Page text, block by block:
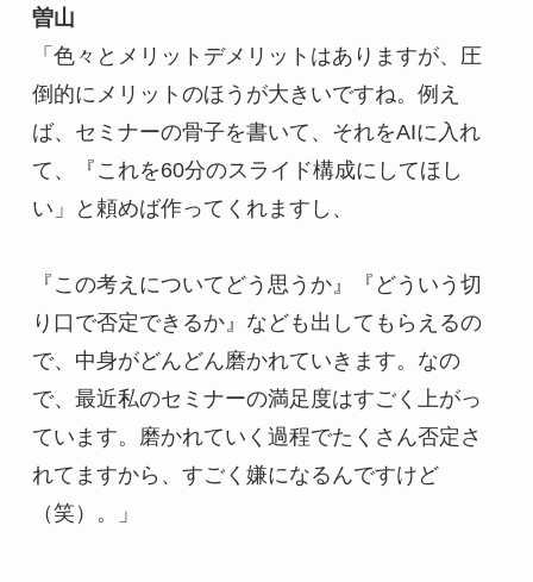
曽山
「色々とメリットデメリットはありますが、圧
倒的にメリットのほうが大きいですね。例え
ば、セミナーの骨子を書いて、それをAIに入れ
て、『これを60分のスライド構成にしてほし
い」と頼めば作ってくれますし、
『この考えについてどう思うか』『どういう切
り口で否定できるか』なども出してもらえるの
で、中身がどんどん磨かれていきます。なの
で、最近私のセミナーの満足度はすごく上がっ
ています。磨かれていく過程でたくさん否定さ
れてますから、すごく嫌になるんですけど
（笑）。」